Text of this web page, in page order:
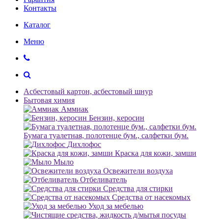
Контакты
Каталог
Меню
Асбестовый картон, асбестовый шнур
Бытовая химия
Аммиак
Бензин, керосин
Бумага туалетная, полотенце бум., салфетки бум.
Дихлофос
Краска для кожи, замши
Мыло
Освежители воздуха
Отбеливатель
Средства для стирки
Средства от насекомых
Уход за мебелью